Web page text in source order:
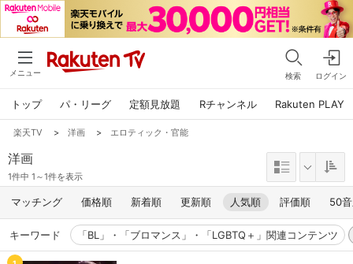
メニュー 検索 ログイン
トップ パ・リーグ 定額見放題 Rチャンネル Rakuten PLAY
楽天TV > 洋画 > エロティック・官能
洋画
1件中 1～1件を表示
マッチング 価格順 新着順 更新順 人気順 評価順 50
キーワード 「BL」・「ブロマンス」・「LGBTQ＋」関連コンテンツ